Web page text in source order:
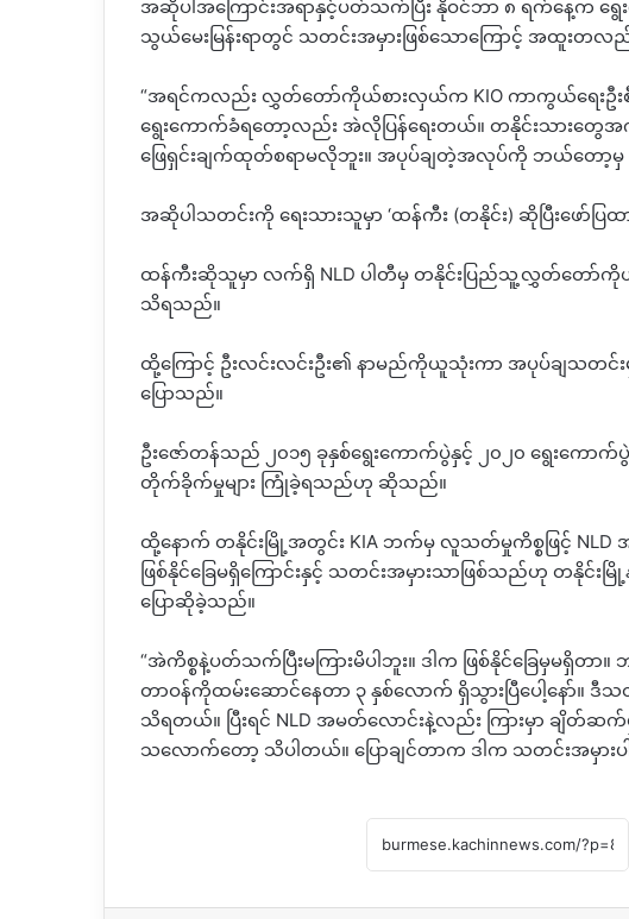
အဆိုပါအကြောင်းအရာနှင့်ပတ်သက်ပြီး နိုဝင်ဘာ ၈ ရက်နေ့က ရွ
သွယ်မေးမြန်းရာတွင် သတင်းအမှားဖြစ်သောကြောင့် အထူးတ
“အရင်ကလည်း လွှတ်တော်ကိုယ်စားလှယ်က KIO ကာကွယ်ရေးဦ
ရွေးကောက်ခံရတော့လည်း အဲလိုပြန်ရေးတယ်။ တနိုင်းသားတွေ
ဖြေရှင်းချက်ထုတ်စရာမလိုဘူး။ အပုပ်ချတဲ့အလုပ်ကို ဘယ်တော့မှ ဖ
အဆိုပါသတင်းကို ရေးသားသူမှာ ‘ထန်ကီး (တနိုင်း) ဆိုပြီးဖော်ပြ
ထန်ကီးဆိုသူမှာ လက်ရှိ NLD ပါတီမှ တနိုင်းပြည်သူ့လွှတ်တော်ကို
သိရသည်။
ထို့ကြောင့် ဦးလင်းလင်းဦး၏ နာမည်ကိုယူသုံးကာ အပုပ်ချသတင်းမှ
ပြောသည်။
ဦးဇော်တန်သည် ၂၀၁၅ ခုနှစ်ရွေးကောက်ပွဲနှင့် ၂၀၂၀ ရွေးကော
တိုက်ခိုက်မှုများ ကြုံခဲ့ရသည်ဟု ဆိုသည်။
ထို့နောက် တနိုင်းမြို့အတွင်း KIA ဘက်မှ လူသတ်မှုကိစ္စဖြင့် NLD
ဖြစ်နိုင်ခြေမရှိကြောင်းနှင့် သတင်းအမှားသာဖြစ်သည်ဟု တနိုင်
ပြောဆိုခဲ့သည်။
“အဲကိစ္စနဲ့ပတ်သက်ပြီးမကြားမိပါဘူး။ ဒါက ဖြစ်နိုင်ခြေမှမရှိတာ
တာဝန်ကိုထမ်းဆောင်နေတာ ၃ နှစ်လောက် ရှိသွားပြီပေါ့နော်။ ဒီ
သိရတယ်။ ပြီးရင် NLD အမတ်လောင်းနဲ့လည်း ကြားမှာ ချိ
သလောက်တော့ သိပါတယ်။ ပြောချင်တာက ဒါက သတင်းအမှားပ